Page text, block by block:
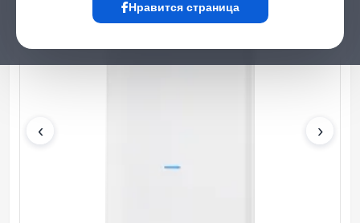
Нравится страница
‹ ›